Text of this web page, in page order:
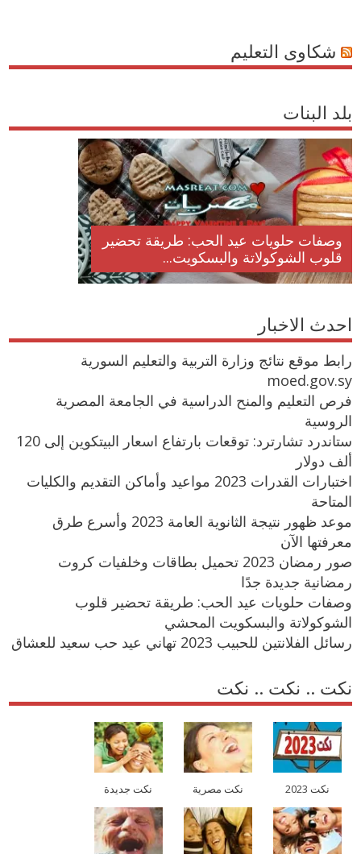
شكاوى التعليم
بلد البنات
وصفات حلويات عيد الحب: طريقة تحضير
قلوب الشوكولاتة والبسكويت...
احدث الاخبار
رابط موقع نتائج وزارة التربية والتعليم السورية
moed.gov.sy
فرص التعليم والمنح الدراسية في الجامعة المصرية
الروسية
ستاندرد تشارترد: توقعات بارتفاع اسعار البيتكوين إلى 120
ألف دولار
اختبارات القدرات 2023 مواعيد وأماكن التقديم والكليات
المتاحة
موعد ظهور نتيجة الثانوية العامة 2023 وأسرع طرق
معرفتها الآن
صور رمضان 2023 تحميل بطاقات وخلفيات كروت
رمضانية جديدة جدًا
وصفات حلويات عيد الحب: طريقة تحضير قلوب
الشوكولاتة والبسكويت المحشي
رسائل الفلانتين للحبيب 2023 تهاني عيد حب سعيد للعشاق
نكت .. نكت .. نكت
نكت 2023 نكت مصرية نكت جديدة